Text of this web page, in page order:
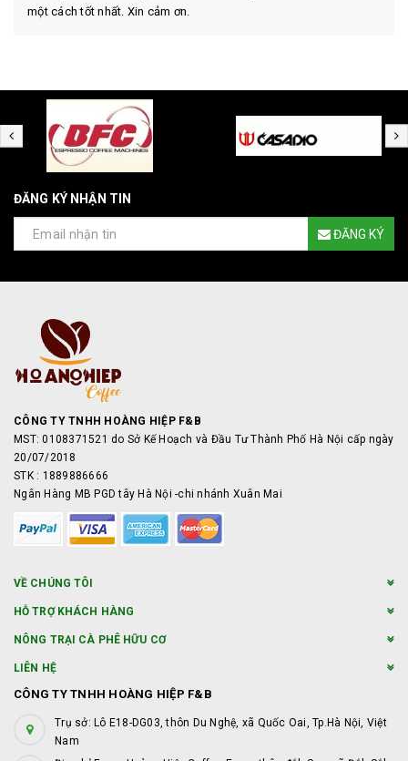
một cách tốt nhất. Xin cảm ơn.
ĐĂNG KÝ NHẬN TIN
ĐĂNG KÝ
CÔNG TY TNHH HOÀNG HIỆP F&B
MST: 0108371521 do Sở Kế Hoạch và Đầu Tư Thành Phố Hà Nội cấp ngày
20/07/2018
STK : 1889886666
Ngân Hàng MB PGD tây Hà Nội -chi nhánh Xuân Mai
VỀ CHÚNG TÔI
HỖ TRỢ KHÁCH HÀNG
NÔNG TRẠI CÀ PHÊ HỮU CƠ
LIÊN HỆ
CÔNG TY TNHH HOÀNG HIỆP F&B
Trụ sở: Lô E18-DG03, thôn Du Nghệ, xã Quốc Oai, Tp.Hà Nội, Việt
Nam